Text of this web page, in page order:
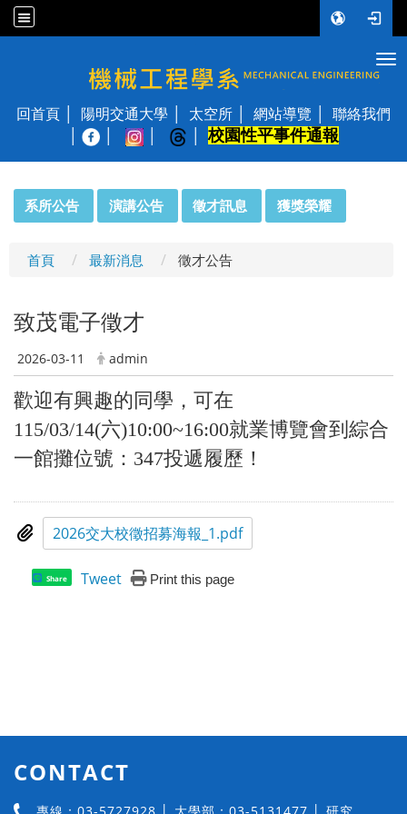
國立陽明交通大學 機械工程學系
回首頁 陽明交通大學 太空所 網站導覽
聯絡我們
校園性平事件通報
系所公告 演講公告 徵才訊息 獲獎榮耀
首頁 最新消息 徵才公告
致茂電子徵才
2026-03-11 admin
歡迎有興趣的同學，可在
115/03/14(六)10:00~16:00就業博覽會到綜合
一館攤位號：347投遞履歷！
2026交大校徵招募海報_1.pdf
Share Tweet Print this page
CONTACT